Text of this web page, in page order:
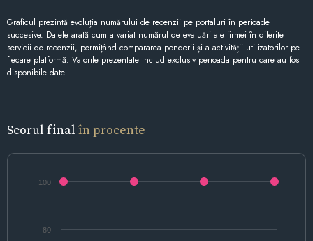
Graficul prezintă evoluția numărului de recenzii pe portaluri în perioade
succesive. Datele arată cum a variat numărul de evaluări ale firmei în diferite
servicii de recenzii, permițând compararea ponderii și a activității utilizatorilor pe
fiecare platformă. Valorile prezentate includ exclusiv perioada pentru care au fost
disponibile date.
Scorul final în procente
80
100